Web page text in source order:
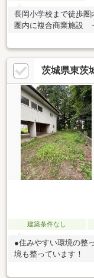
長岡小学校まで徒歩
圏内に複合商業施設
茨城県東茨
建築条件なし
●住みやすい環境の整
境も整っています！